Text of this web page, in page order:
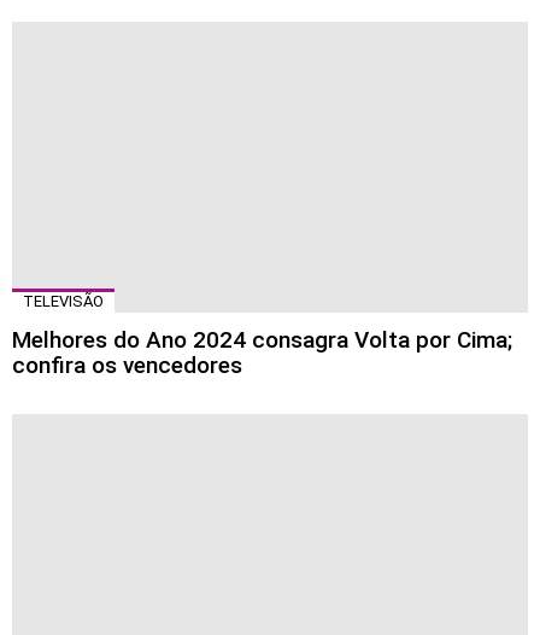
TELEVISÃO
Melhores do Ano 2024 consagra Volta por Cima;
confira os vencedores